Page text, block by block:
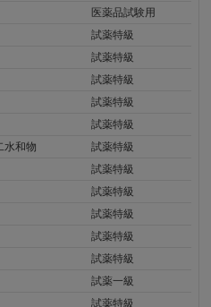
医薬品試験用
試薬特級
試薬特級
試薬特級
試薬特級
試薬特級
水和物
試薬特級
試薬特級
試薬特級
試薬特級
試薬特級
試薬特級
試薬一級
試薬特級